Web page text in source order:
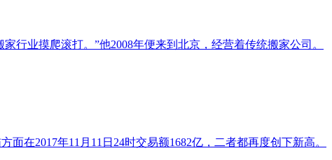
业摸爬滚打。”他2008年便来到北京，经营着传统搬家公司。
在2017年11月11日24时交易额1682亿，二者都再度创下新高。